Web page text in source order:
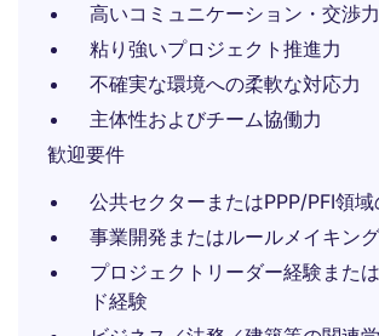
高いコミュニケーション・交渉力
粘り強いプロジェクト推進力
不確実な環境への柔軟な対応力
主体性およびチーム協働力
歓迎要件
公共セクターまたはPPP/PFI領域
事業開発またはルールメイキン
プロジェクトリーダー経験また
ド経験